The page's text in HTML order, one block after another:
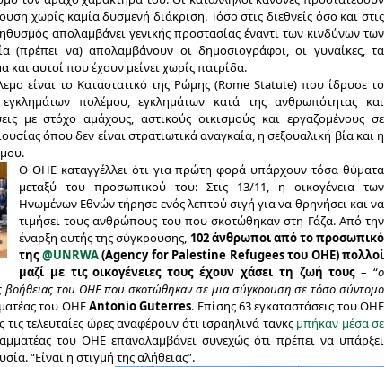
χωρίς καμία δυσμενή διάκριση. Τόσο στις διεθνείς όσο και στις
απολαμβάνει γενικής προστασίας έναντι των κινδύνων των
(πρέπει να) απολαμβάνουν οι δημοσιογράφοι, οι γυναίκες, τα
αυτοί που έχουν μείνει χωρίς πατρίδα.
είναι το Καταστατικό της Ρώμης (Rome Statute) που ίδρυσε το
πολέμου, εγκλημάτων κατά της ανθρωπότητας και
με στόχο αμάχους, αστικούς οικισμούς και εργαζομένους σε
όπου δεν είναι στρατιωτικά αναγκαία, η σεξουαλική βία και η
Ο ΟΗΕ καταγγέλλει ότι για πρώτη φορά υπάρχουν τόσα θύματα
μεταξύ του προσωπικού του: Στις 13/11, η οικογένεια των
Ηνωμένων Εθνώντήρησε ενός λεπτού σιγή για να θρηνήσει και να
τιμήσει τους ανθρώπους του που σκοτώθηκαν στη Γάζα. Από την
έναρξη αυτής της σύγκρουσης, 102 άνθρωποι από το προσωπικό
της@UNRWA(Agency for Palestine Refugees του ΟΗΕ) πολλοί
μαζί με τις οικογένειες τουςέχουν χάσει τη ζωή τους– “ο
βοήθειας του ΟΗΕ που σκοτώθηκαν σε μια σύγκρουση σε τόσο σύντομο
του ΟΗΕAntonio Guterres. Επίσης 63 εγκαταστάσεις του ΟΗΕ
τελευταίες ώρες αναφέρουν ότι ισραηλινά τανκς μπήκαν μέσα σε
του ΟΗΕ επαναλαμβάνει συνεχώς ότι πρέπει να υπάρξει
“Είναι η στιγμή της αλήθειας”.